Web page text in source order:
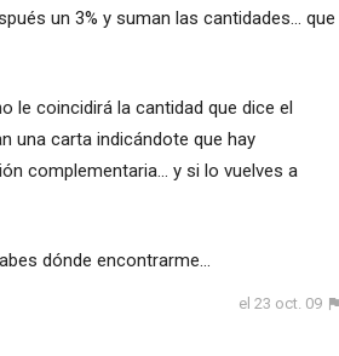
un 3% y suman las cantidades... que
le coincidirá la cantidad que dice el
una carta indicándote que hay
complementaria... y si lo vuelves a
dónde encontrarme...
el 23 oct. 09